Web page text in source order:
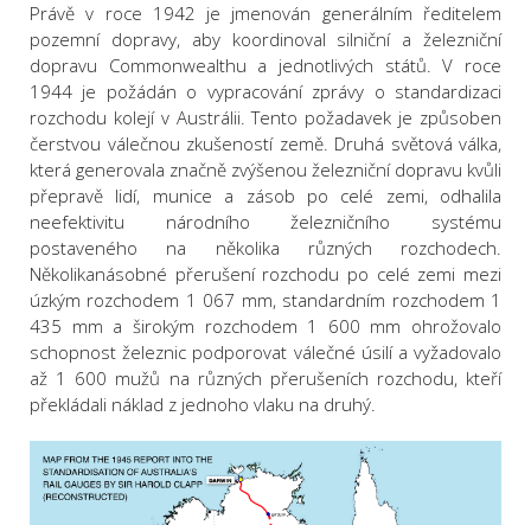
Právě v roce 1942 je jmenován generálním ředitelem
pozemní dopravy, aby koordinoval silniční a železniční
dopravu Commonwealthu a jednotlivých států. V roce
1944 je požádán o vypracování zprávy o standardizaci
rozchodu kolejí v Austrálii. Tento požadavek je způsoben
čerstvou válečnou zkušeností země. Druhá světová válka,
která generovala značně zvýšenou železniční dopravu kvůli
přepravě lidí, munice a zásob po celé zemi, odhalila
neefektivitu národního železničního systému
postaveného na několika různých rozchodech.
Několikanásobné přerušení rozchodu po celé zemi mezi
úzkým rozchodem 1 067 mm, standardním rozchodem 1
435 mm a širokým rozchodem 1 600 mm ohrožovalo
schopnost železnic podporovat válečné úsilí a vyžadovalo
až 1 600 mužů na různých přerušeních rozchodu, kteří
překládali náklad z jednoho vlaku na druhý.